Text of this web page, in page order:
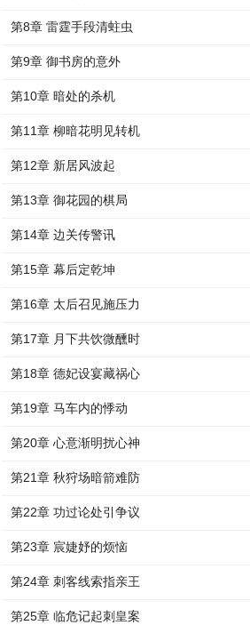
第8章 雷霆手段清蛀虫
第9章 御书房的意外
第10章 暗处的杀机
第11章 柳暗花明见转机
第12章 新居风波起
第13章 御花园的棋局
第14章 边关传警讯
第15章 幕后定乾坤
第16章 太后召见施压力
第17章 月下共饮微醺时
第18章 德妃设宴藏祸心
第19章 马车内的悸动
第20章 心意渐明扰心神
第21章 秋狩场暗箭难防
第22章 功过论处引争议
第23章 宸婕妤的烦恼
第24章 刺客线索指亲王
第25章 临危记起刺皇案